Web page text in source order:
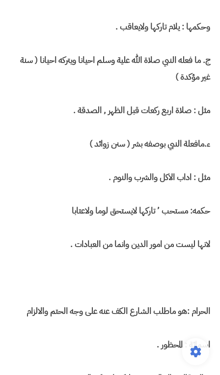
وحكمها : يلام تاركها ولايعاقب .
ج. ما فعله النبي صلاة الله علية وسلم احيانا ويتركه احيانا ( سنة
غير مؤكدة )
مثل : صلاة اربع ركعات قبل الظهر , الصدقة .
ء.مافعلة النبي بوصفه بشر ( سنن زوائد )
مثل : اداب الاكل والشرب والنوم .
حكمه: مستحب ’ تاركها لايستحق لوما ولاعتابا
لانها ليست من امور الدين وانما من العبادات .
الحرام :هو ماطلب الشارع الكف عنه على وجه الحتم والالزام
اسمائة : المحظور .